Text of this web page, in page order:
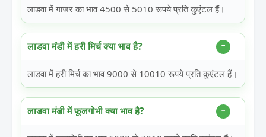
लाडवा में गाजर का भाव 4500 से 5010 रूपये प्रति कुएंटल हैं।
लाडवा मंडी में हरी मिर्च क्या भाव है?
लाडवा में हरी मिर्च का भाव 9000 से 10010 रूपये प्रति कुएंटल हैं।
लाडवा मंडी में फूलगोभी क्या भाव है?